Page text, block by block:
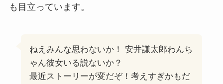
も目立っています。
ねえみんな思わないか！ 安井謙太郎わんち
ゃん彼女いる説ないか？
最近ストーリーが変だぞ！考えすぎかもだ